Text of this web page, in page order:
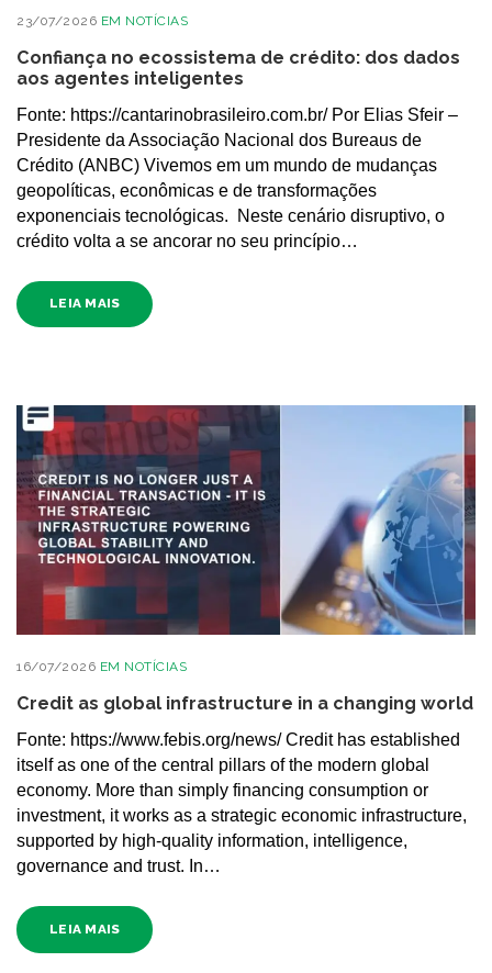
23/07/2026 EM NOTÍCIAS
Confiança no ecossistema de crédito: dos dados
aos agentes inteligentes
Fonte: https://cantarinobrasileiro.com.br/ Por Elias Sfeir –
Presidente da Associação Nacional dos Bureaus de
Crédito (ANBC) Vivemos em um mundo de mudanças
geopolíticas, econômicas e de transformações
exponenciais tecnológicas. Neste cenário disruptivo, o
crédito volta a se ancorar no seu princípio…
LEIA MAIS
16/07/2026 EM NOTÍCIAS
Credit as global infrastructure in a changing world
Fonte: https://www.febis.org/news/ Credit has established
itself as one of the central pillars of the modern global
economy. More than simply financing consumption or
investment, it works as a strategic economic infrastructure,
supported by high-quality information, intelligence,
governance and trust. In…
LEIA MAIS